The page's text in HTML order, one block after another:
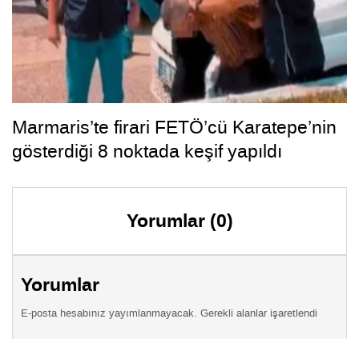
Marmaris’te firari FETÖ’cü Karatepe’nin
gösterdiği 8 noktada keşif yapıldı
Yorumlar (0)
Yorumlar
E-posta hesabınız yayımlanmayacak. Gerekli alanlar işaretlendi